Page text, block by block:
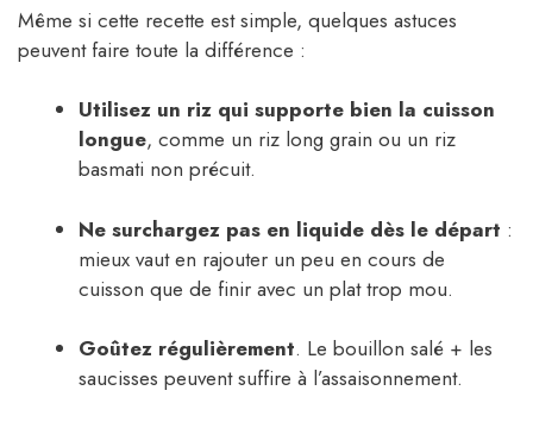
Même si cette recette est simple, quelques astuces
peuvent faire toute la différence :
Utilisez un riz qui supporte bien la cuisson
longue, comme un riz long grain ou un riz
basmati non précuit.
Ne surchargez pas en liquide dès le départ :
mieux vaut en rajouter un peu en cours de
cuisson que de finir avec un plat trop mou.
Goûtez régulièrement. Le bouillon salé + les
saucisses peuvent suffire à l’assaisonnement.